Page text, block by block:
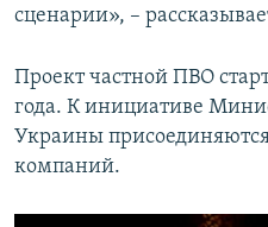
сценарии», –
Проект частной ПВО
года. К инициативе
Украины
компаний.